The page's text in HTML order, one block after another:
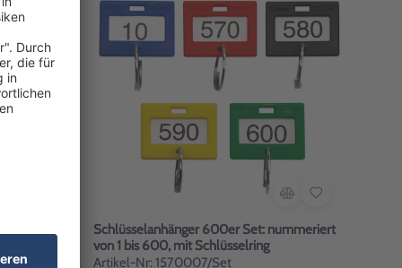
Schlüsselanhänger 600er Set: nummeriert
von 1 bis 600, mit Schlüsselring
Artikel-Nr: 1570007/Set